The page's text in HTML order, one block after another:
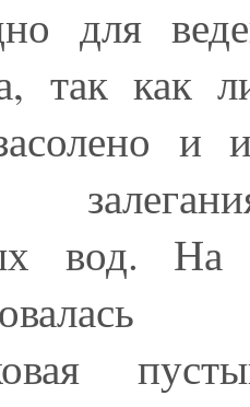
для
так как
и
вод.